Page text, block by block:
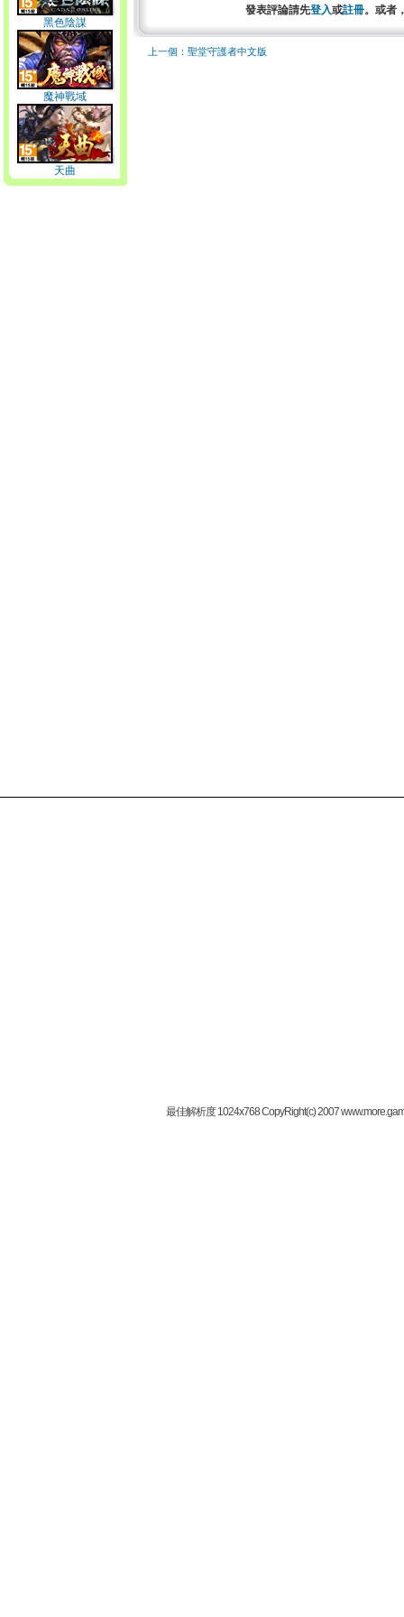
黑色陰謀
魔神戰域
天曲
發表評論請先登入或註冊。或者
上一個：聖堂守護者中文版
最佳解析度 1024x768 CopyRight(c) 2007